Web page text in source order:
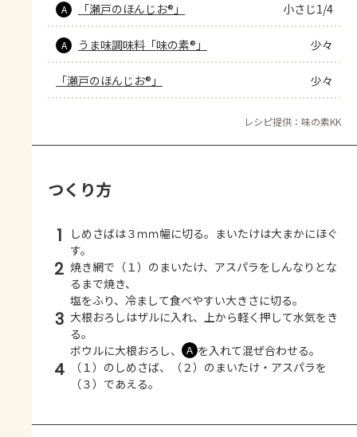
A 「瀬戸のほんじお®」 小さじ1/4
A うま味調味料「味の素®」 少々
「瀬戸のほんじお®」 少々
レシピ提供：味の素KK
つくり方
1
しめさばは３ｍｍ幅に切る。まいたけは大まかにほぐ
す。
2 焼き網で（１）のまいたけ、アスパラをしんなりとな
るまで焼き、
塩をふり、冷まして食べやすい大きさに切る。
3 大根おろしはザルに入れ、上から軽く押して水気をき
る。
ボウルに大根おろし、
Ａ を入れて混ぜ合わせる。
4
（１）のしめさば、（２）のまいたけ・アスパラを
（３）であえる。